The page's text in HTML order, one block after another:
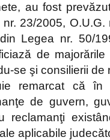
au fost
nr. 23/2005,
Legea nr. 50/
de
se şi consilierii de
remarcat că în
de guvern,
reclamanţi
aplicabile